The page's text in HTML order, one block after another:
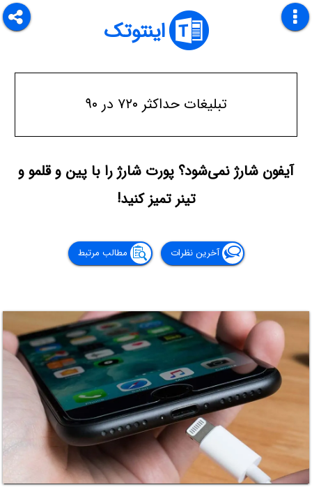
اینتوتک
تبلیغات حداکثر ۷۲۰ در ۹۰
آیفون شارژ نمی‌شود؟ پورت شارژ را با پین و قلمو و
تینر تمیز کنید!
آخرین نظرات مطالب مرتبط